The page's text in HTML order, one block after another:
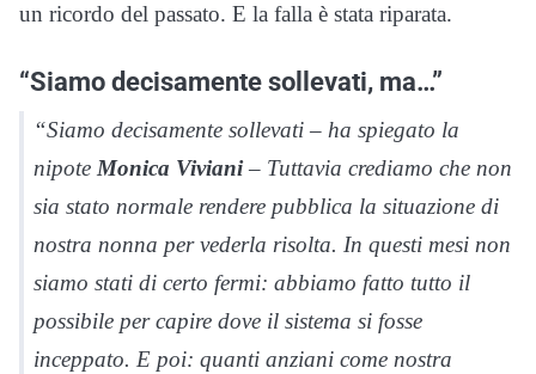
un ricordo del passato. E la falla è stata riparata.
“Siamo decisamente sollevati, ma…”
“Siamo decisamente sollevati – ha spiegato la
nipoteMonica Viviani– Tuttavia crediamo che non
sia stato normale rendere pubblica la situazione di
nostra nonna per vederla risolta. In questi mesi non
siamo stati di certo fermi: abbiamo fatto tutto il
possibile per capire dove il sistema si fosse
inceppato. E poi: quanti anziani come nostra